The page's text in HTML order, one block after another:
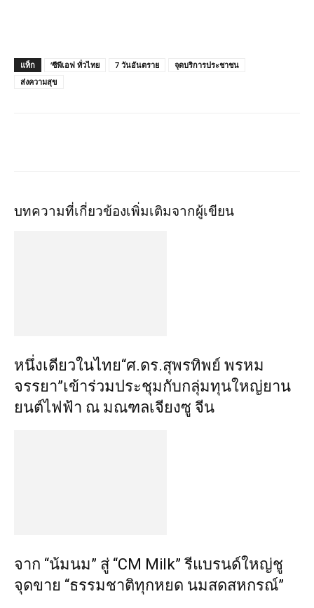
แท็ก ‘ซีพีเอฟ ทั่วไทย 7 วันอันตราย
จุดบริการประชาชน
ส่งความสุข
บทความที่เกี่ยวข้องเพิ่มเติมจากผู้เขียน
หนึ่งเดียวในไทย“ศ.ดร.สุพรทิพย์ พรหม
จรรยา”เข้าร่วมประชุมกับกลุ่มทุนใหญ่ยาน
ยนต์ไฟฟ้า ณ มณฑลเจียงซู จีน
จาก “น้มนม” สู่ “CM Milk” รีแบรนด์ใหญ่ชู
จุดขาย “ธรรมชาติทุกหยด นมสดสหกรณ์”